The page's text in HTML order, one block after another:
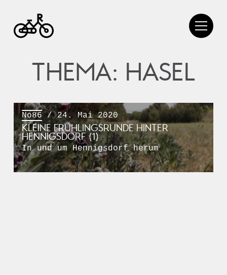
THEMA: HASEL
No86/ 24. Mai 2020
KLEINE FRÜHLINGSRUNDE HINTER
HENNIGSDORF (1)
In und um Hennigsdorf herum